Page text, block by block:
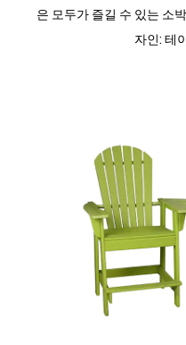
은 모두가 즐길 수 있는 소
자인: 테